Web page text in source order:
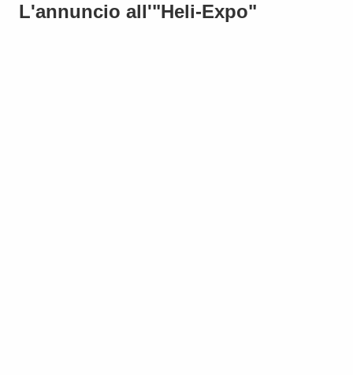
L'annuncio all'"Heli-Expo"